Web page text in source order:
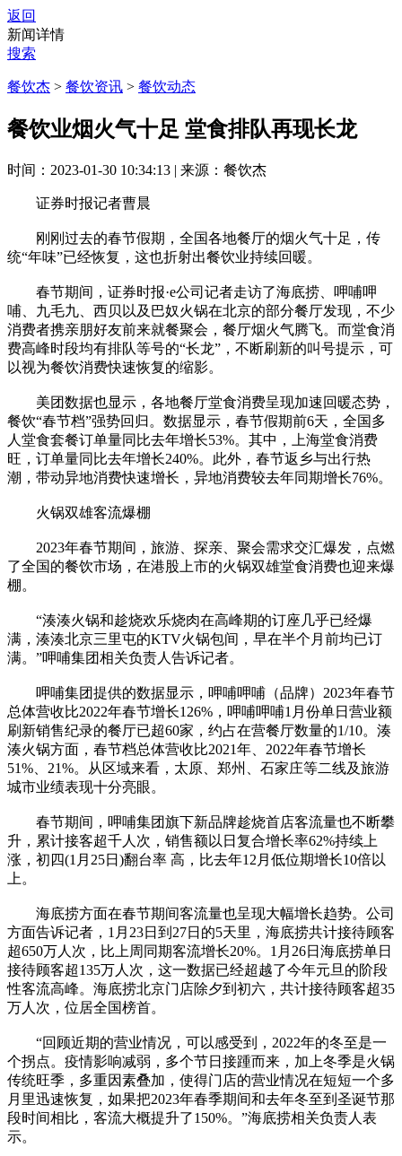
返回
新闻详情
搜索
餐饮杰 > 餐饮资讯 > 餐饮动态
餐饮业烟火气十足 堂食排队再现长龙
时间：2023-01-30 10:34:13 | 来源：餐饮杰
证券时报记者曹晨
刚刚过去的春节假期，全国各地餐厅的烟火气十足，传
统“年味”已经恢复，这也折射出餐饮业持续回暖。
春节期间，证券时报·e公司记者走访了海底捞、呷哺呷
哺、九毛九、西贝以及巴奴火锅在北京的部分餐厅发现，不少
消费者携亲朋好友前来就餐聚会，餐厅烟火气腾飞。而堂食消
费高峰时段均有排队等号的“长龙”，不断刷新的叫号提示，可
以视为餐饮消费快速恢复的缩影。
美团数据也显示，各地餐厅堂食消费呈现加速回暖态势，
餐饮“春节档”强势回归。数据显示，春节假期前6天，全国多
人堂食套餐订单量同比去年增长53%。其中，上海堂食消费
旺，订单量同比去年增长240%。此外，春节返乡与出行热
潮，带动异地消费快速增长，异地消费较去年同期增长76%。
火锅双雄客流爆棚
2023年春节期间，旅游、探亲、聚会需求交汇爆发，点燃
了全国的餐饮市场，在港股上市的火锅双雄堂食消费也迎来爆
棚。
“湊湊火锅和趁烧欢乐烧肉在高峰期的订座几乎已经爆
满，湊湊北京三里屯的KTV火锅包间，早在半个月前均已订
满。”呷哺集团相关负责人告诉记者。
呷哺集团提供的数据显示，呷哺呷哺（品牌）2023年春节
总体营收比2022年春节增长126%，呷哺呷哺1月份单日营业额
刷新销售纪录的餐厅已超60家，约占在营餐厅数量的1/10。湊
湊火锅方面，春节档总体营收比2021年、2022年春节增长
51%、21%。从区域来看，太原、郑州、石家庄等二线及旅游
城市业绩表现十分亮眼。
春节期间，呷哺集团旗下新品牌趁烧首店客流量也不断攀
升，累计接客超千人次，销售额以日复合增长率62%持续上
涨，初四(1月25日)翻台率 高，比去年12月低位期增长10倍以
上。
海底捞方面在春节期间客流量也呈现大幅增长趋势。公司
方面告诉记者，1月23日到27日的5天里，海底捞共计接待顾客
超650万人次，比上周同期客流增长20%。1月26日海底捞单日
接待顾客超135万人次，这一数据已经超越了今年元旦的阶段
性客流高峰。海底捞北京门店除夕到初六，共计接待顾客超35
万人次，位居全国榜首。
“回顾近期的营业情况，可以感受到，2022年的冬至是一
个拐点。疫情影响减弱，多个节日接踵而来，加上冬季是火锅
传统旺季，多重因素叠加，使得门店的营业情况在短短一个多
月里迅速恢复，如果把2023年春季期间和去年冬至到圣诞节那
段时间相比，客流大概提升了150%。”海底捞相关负责人表
示。